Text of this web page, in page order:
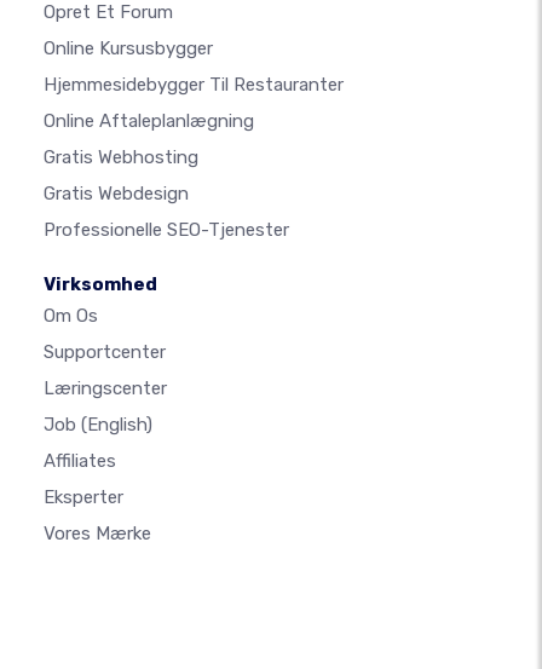
Opret Et Forum
Online Kursusbygger
Hjemmesidebygger Til Restauranter
Online Aftaleplanlægning
Gratis Webhosting
Gratis Webdesign
Professionelle SEO-Tjenester
Virksomhed
Om Os
Supportcenter
Læringscenter
Job (English)
Affiliates
Eksperter
Vores Mærke